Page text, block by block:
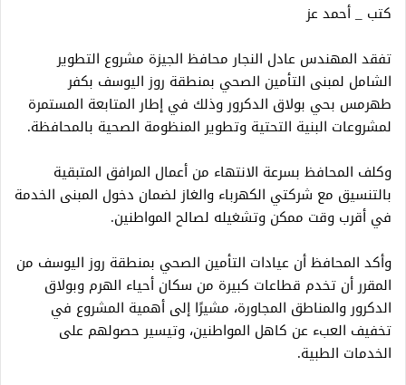
كتب _ أحمد عز
تفقد المهندس عادل النجار محافظ الجيزة مشروع التطوير
الشامل لمبنى التأمين الصحي بمنطقة روز اليوسف بكفر
طهرمس بحي بولاق الدكرور وذلك في إطار المتابعة المستمرة
لمشروعات البنية التحتية وتطوير المنظومة الصحية بالمحافظة.
وكلف المحافظ بسرعة الانتهاء من أعمال المرافق المتبقية
بالتنسيق مع شركتي الكهرباء والغاز لضمان دخول المبنى الخدمة
في أقرب وقت ممكن وتشغيله لصالح المواطنين.
وأكد المحافظ أن عيادات التأمين الصحي بمنطقة روز اليوسف من
المقرر أن تخدم قطاعات كبيرة من سكان أحياء الهرم وبولاق
الدكرور والمناطق المجاورة، مشيرًا إلى أهمية المشروع في
تخفيف العبء عن كاهل المواطنين، وتيسير حصولهم على
الخدمات الطبية.